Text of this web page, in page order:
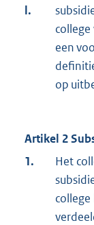
l.
een
op
Artikel 2
1.
Het